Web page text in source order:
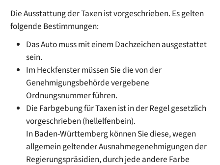
Die Ausstattung der Taxen ist vorgeschrieben. Es gelten
folgende Bestimmungen:
Das Auto muss mit einem Dachzeichen ausgestattet
sein.
Im Heckfenster müssen Sie die von der
Genehmigungsbehörde vergebene
Ordnungsnummer führen.
Die Farbgebung für Taxen ist in der Regel gesetzlich
vorgeschrieben (hellelfenbein).
In Baden-Württemberg können Sie diese, wegen
allgemein geltender Ausnahmegenehmigungen der
Regierungspräsidien, durch jede andere Farbe